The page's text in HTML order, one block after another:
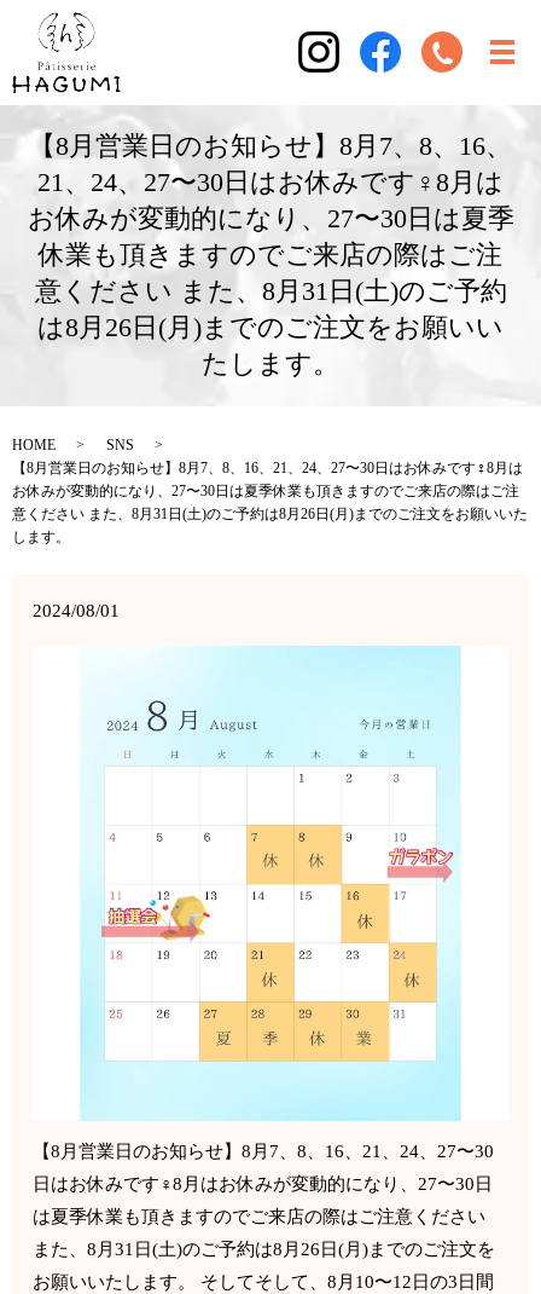
【8月営業日のお知らせ】8月7、8、16、
21、24、27〜30日はお休みです‍♀️8月は
お休みが変動的になり、27〜30日は夏季
休業も頂きますのでご来店の際はご注
意ください️ また、8月31日(土)のご予約
は8月26日(月)までのご注文をお願いい
たします。
HOME
SNS
【8月営業日のお知らせ】8月7、8、16、21、24、27〜30日はお休みです‍♀️8月は
お休みが変動的になり、27〜30日は夏季休業も頂きますのでご来店の際はご注
意ください️ また、8月31日(土)のご予約は8月26日(月)までのご注文をお願いいた
します。
2024/08/01
【8月営業日のお知らせ】8月7、8、16、21、24、27〜30
日はお休みです‍♀️8月はお休みが変動的になり、27〜30日
は夏季休業も頂きますのでご来店の際はご注意ください️
また、8月31日(土)のご予約は8月26日(月)までのご注文を
お願いいたします。 そしてそして、8月10〜12日の3日間